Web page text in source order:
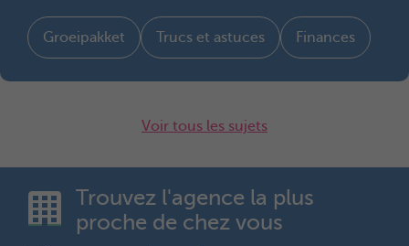
Groeipakket Trucs et astuces Finances
Voir tous les sujets
Trouvez l'agence la plus
proche de chez vous